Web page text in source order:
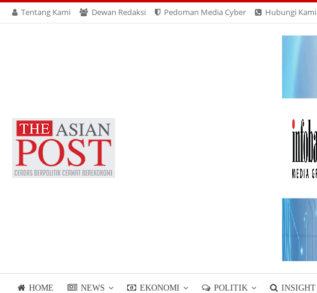
Tentang Kami Dewan Redaksi Pedoman Media Cyber Hubungi Kami
HOME NEWS EKONOMI POLITIK INSIGHT